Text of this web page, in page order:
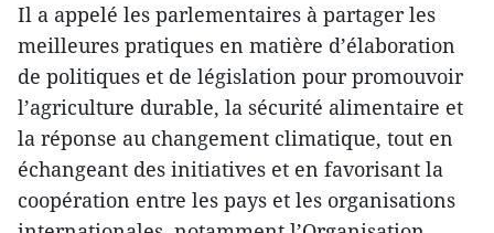
Il a appelé les parlementaires à partager les
meilleures pratiques en matière d’élaboration
de politiques et de législation pour promouvoir
l’agriculture durable, la sécurité alimentaire et
la réponse au changement climatique, tout en
échangeant des initiatives et en favorisant la
coopération entre les pays et les organisations